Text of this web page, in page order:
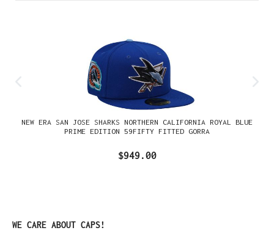
NEW ERA SAN JOSE SHARKS NORTHERN CALIFORNIA ROYAL BLUE
PRIME EDITION 59FIFTY FITTED GORRA
$949.00
Omitir la galería de productos
WE CARE ABOUT CAPS!